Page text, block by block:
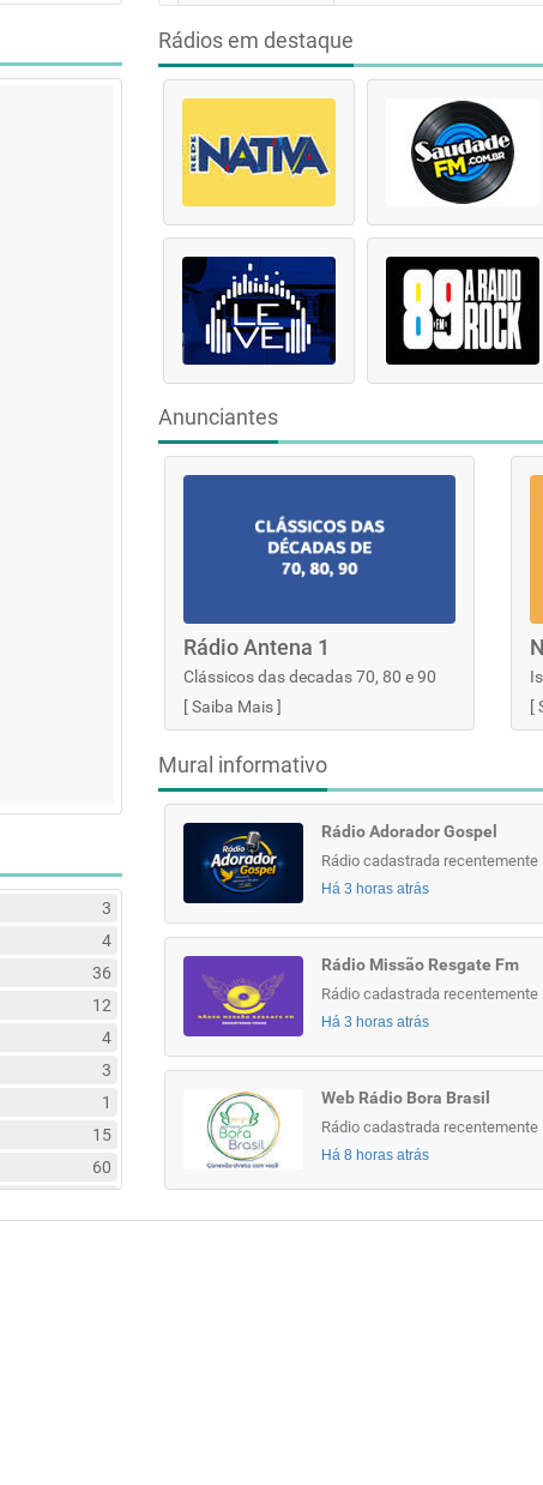
3
4
36
12
4
3
1
15
60
Rádios em destaque
Anunciantes
Rádio Antena 1
Clássicos das decadas 70, 80 e 90
[Saiba Mais]
[
Mural informativo
Rádio Adorador Gospel
Rádio cadastrada recentemente
Há 3 horas atrás
Rádio Missão Resgate Fm
Rádio cadastrada recentemente
Há 3 horas atrás
Web Rádio Bora Brasil
Rádio cadastrada recentemente
Há 8 horas atrás